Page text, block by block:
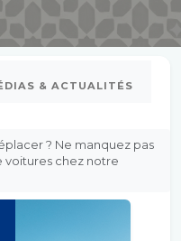
& ACTUALITÉS
? Ne manquez pas
voitures chez notre